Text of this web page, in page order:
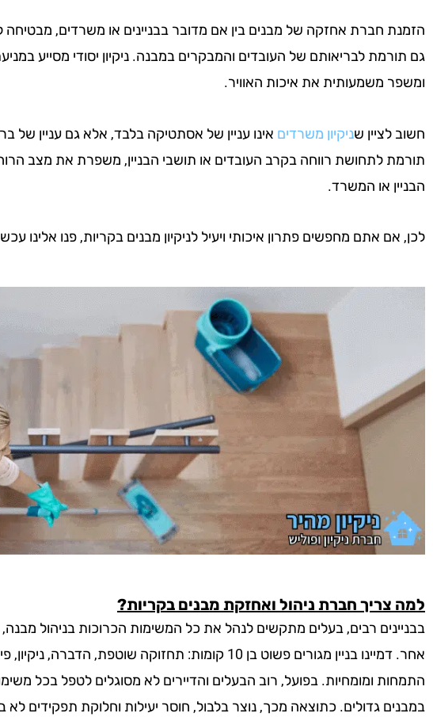
הזמנת חברת אחזקה של מבנים בין אם מדובר בבניינים או משרדים, מבטיחה
גם תורמת לבריאותם של העובדים והמבקרים במבנה. ניקיון יסודי מסייע
ומשפר משמעותית את איכות האוויר.
חשוב לציין שניקיון משרדים אינו עניין של אסתטיקה בלבד, אלא גם עניין של
תורמת לתחושת רווחה בקרב העובדים או תושבי הבניין, משפרת את מצב
הבניין או המשרד.
לכן, אם אתם מחפשים פתרון איכותי ויעיל לניקיון מבנים בקריות, פנו אלינו
למה צריך חברת ניהול ואחזקת מבנים בקריות?
בבניינים רבים, בעלים מתקשים לנהל את כל המשימות הכרוכות בניהול מבנה,
אחר. דמיינו בניין מגורים פשוט בן 10 קומות: תחזוקה
התמחות ומומחיות. בפועל, רוב הבעלים והדיירים לא מסוגלים לטפל בכל
במבנים גדולים. כתוצאה מכך, נוצר בלבול, חוסר יעילות וחלוקת תפקידים לא